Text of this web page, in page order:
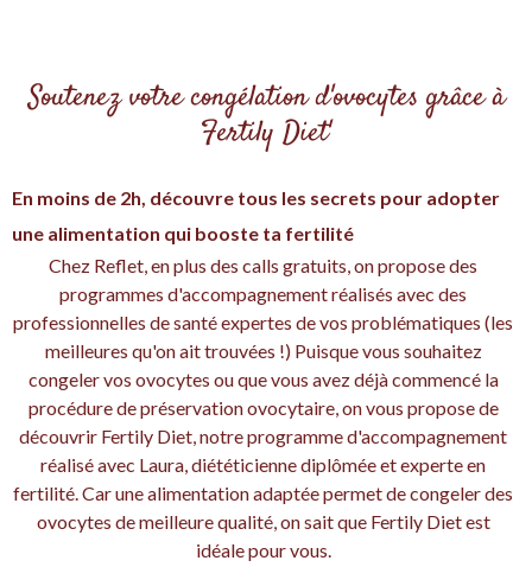
Soutenez votre congélation d'ovocytes grâce à
Fertily Diet'
En moins de 2h, découvre tous les secrets pour adopter
une alimentation qui booste ta fertilité
Chez Reflet, en plus des calls gratuits, on propose des
programmes d'accompagnement réalisés avec des
professionnelles de santé expertes de vos problématiques (les
meilleures qu'on ait trouvées !) Puisque vous souhaitez
congeler vos ovocytes ou que vous avez déjà commencé la
procédure de préservation ovocytaire, on vous propose de
découvrir Fertily Diet, notre programme d'accompagnement
réalisé avec Laura, diététicienne diplômée et experte en
fertilité. Car une alimentation adaptée permet de congeler des
ovocytes de meilleure qualité, on sait que Fertily Diet est
idéale pour vous.